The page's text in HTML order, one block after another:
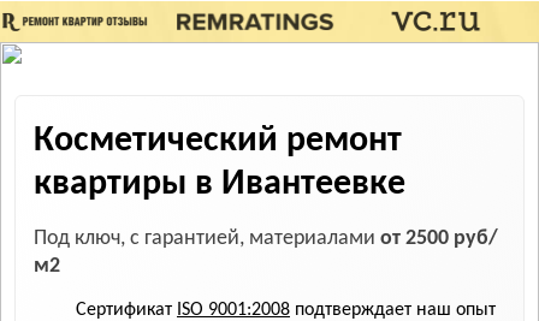
Косметический ремонт
квартиры в Ивантеевке
Под ключ, с гарантией, материалами от 2500 руб/
м2
Сертификат ISO 9001:2008 подтверждает наш опыт